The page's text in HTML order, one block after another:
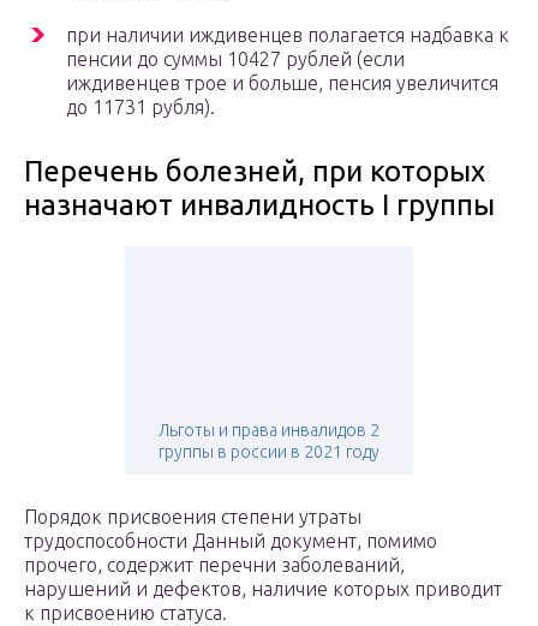
при наличии иждивенцев полагается надбавка к
пенсии до суммы 10427 рублей (если
иждивенцев трое и больше, пенсия увеличится
до 11731 рубля).
Перечень болезней, при которых
назначают инвалидность I группы
Льготы и права инвалидов 2
группы в россии в 2021 году
Порядок присвоения степени утраты
трудоспособности Данный документ, помимо
прочего, содержит перечни заболеваний,
нарушений и дефектов, наличие которых приводит
к присвоению статуса.